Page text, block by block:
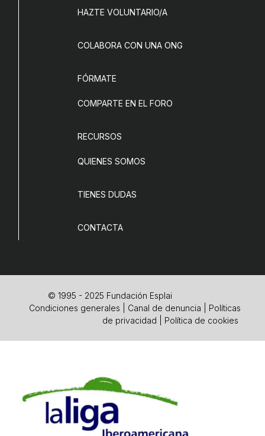
HAZTE VOLUNTARIO/A
COLABORA CON UNA ONG
FÓRMATE
COMPARTE EN EL FORO
RECURSOS
QUIENES SOMOS
TIENES DUDAS
CONTACTA
© 1995 - 2025 Fundación Esplai
Condiciones generales
Canal de denuncia
Políticas
de privacidad
Política de cookies